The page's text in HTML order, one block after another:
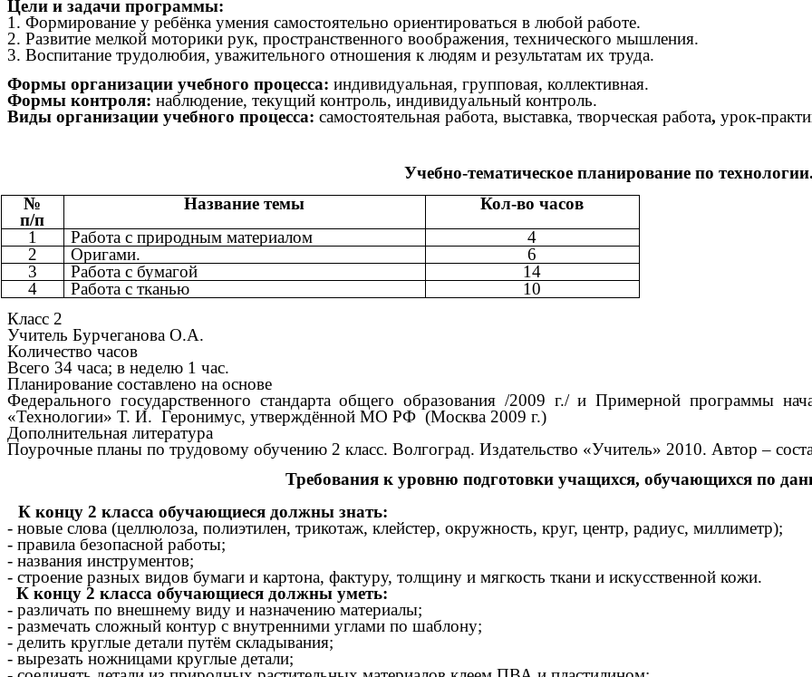
Цели и задачи программы:
1. Формирование у ребёнка умения самостоятельно ориентироваться в любой работе.
2. Развитие мелкой моторики рук, пространственного воображения, технического мышления.
3. Воспитание трудолюбия, уважительного отношения к людям и результатам их труда.
Формы организации учебного процесса: индивидуальная, групповая, коллективная.
Формы контроля: наблюдение, текущий контроль, индивидуальный контроль.
Виды организации учебного процесса: самостоятельная работа, выставка, творческая работа, урок-
Учебно-тематическое планирование по технологии.
№
п/п
Название темы
Кол-во часов
1
Работа с природным материалом
4
2
Оригами.
6
3
Работа с бумагой
14
4
Работа с тканью
10
Класс 2
Учитель Бурчеганова О.А.
Количество часов
Всего 34 часа; в неделю 1 час.
Планирование составлено на основе
Федерального государственного стандарта общего образования /2009 г./ и Примерной программы
«Технологии» Т. И. Геронимус, утверждённой МО РФ (Москва 2009 г.)
Дополнительная литература
Поурочные планы по трудовому обучению 2 класс. Волгоград. Издательство «Учитель» 2010. Автор –
Требования к уровню подготовки учащихся, обучающихся по
К концу 2 класса обучающиеся должны знать:
- новые слова (целлюлоза, полиэтилен, трикотаж, клейстер, окружность, круг, центр, радиус, миллиметр);
- правила безопасной работы;
- названия инструментов;
- строение разных видов бумаги и картона, фактуру, толщину и мягкость ткани и искусственной кожи.
К концу 2 класса обучающиеся должны уметь:
- различать по внешнему виду и назначению материалы;
- размечать сложный контур с внутренними углами по шаблону;
- делить круглые детали путём складывания;
- вырезать ножницами круглые детали;